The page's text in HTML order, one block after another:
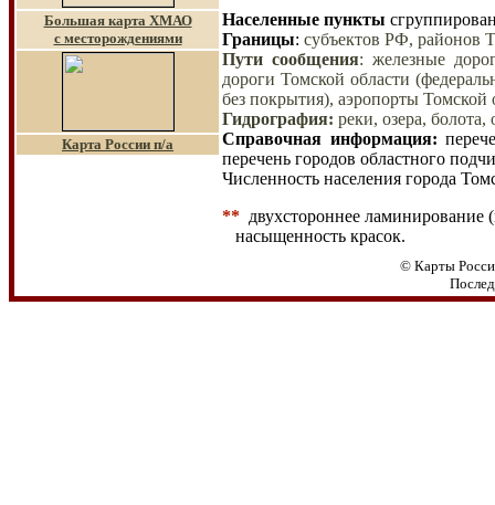
Населенные пункты
Границы: субъектов РФ, районов
Пути сообщения: железные
дороги Томской области
без покрытия), аэропорты
Гидрография: реки, озера,
Справочная информация:
перечень городов областного
Численность населения города
** двухстороннее
насыщенность красок.
Большая карта ХМАО
с месторождениями
Карта России п/а
© Карты